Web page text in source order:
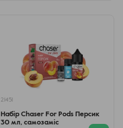
21451
Набір Chaser For Pods Персик
30 мл, самозаміс